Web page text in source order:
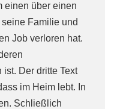
einen über einen
Familie und
Job verloren hat.
Der dritte Text
im Heim lebt. In
Schließlich